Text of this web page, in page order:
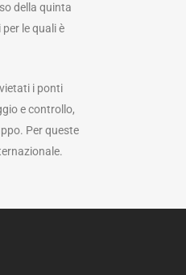
della quinta
le quali è
i ponti
e controllo,
Per queste